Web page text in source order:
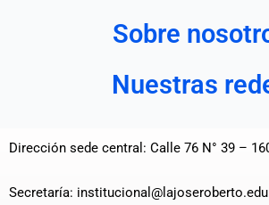
Sobre
Nuestras
Dirección sede central: Calle 76 N° 39 –
Secretaría: